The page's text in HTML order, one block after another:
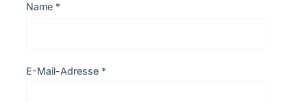
Name *
E-Mail-Adresse *